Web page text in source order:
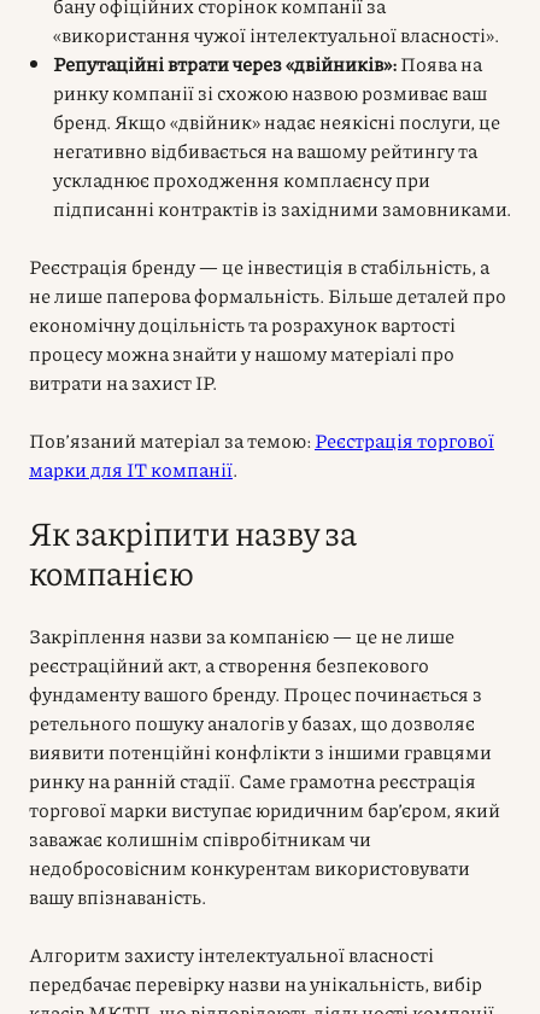
«використання чужої інтелектуальної власності».
Репутаційні втрати через «двійників»:Поява на
ринку компанії зі схожою назвою розмиває ваш
бренд. Якщо «двійник» надає неякісні послуги, це
негативно відбивається на вашому рейтингу та
ускладнює проходження комплаєнсу при
підписанні контрактів із західними замовниками.
Реєстрація бренду — це інвестиція в стабільність, а
не лише паперова формальність. Більше деталей про
економічну доцільність та розрахунок вартості
процесу можна знайти у нашому матеріалі про
витрати на захист IP.
Пов’язаний матеріал за темою: Реєстрація торгової
марки для IT компанії.
Як закріпити назву за
компанією
Закріплення назви за компанією — це не лише
реєстраційний акт, а створення безпекового
фундаменту вашого бренду. Процес починається з
ретельного пошуку аналогів у базах, що дозволяє
виявити потенційні конфлікти з іншими гравцями
ринку на ранній стадії. Саме грамотна реєстрація
торгової марки виступає юридичним бар’єром, який
заважає колишнім співробітникам чи
недобросовісним конкурентам використовувати
вашу впізнаваність.
Алгоритм захисту інтелектуальної власності
передбачає перевірку назви на унікальність, вибір